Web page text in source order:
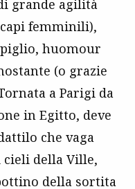
grande agilità
femminili),
huomour
(o grazie
a Parigi da
in Egitto, deve
che vaga
della Ville,
della sortita